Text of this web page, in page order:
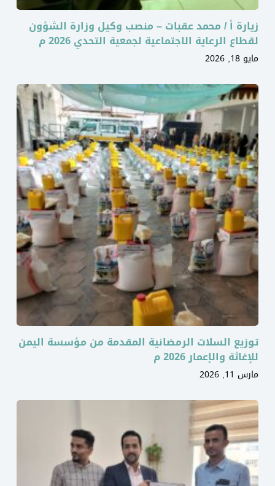
زيارة أ / محمد عقبات – منصب وكيل وزارة الشؤون
لقطاع الرعاية الاجتماعية لجمعية التحدي 2026 م
مايو 18, 2026
توزيع السلات الرمضانية المقدمة من مؤسسة اليمن
للإغاثة والإعمار 2026 م
مارس 11, 2026